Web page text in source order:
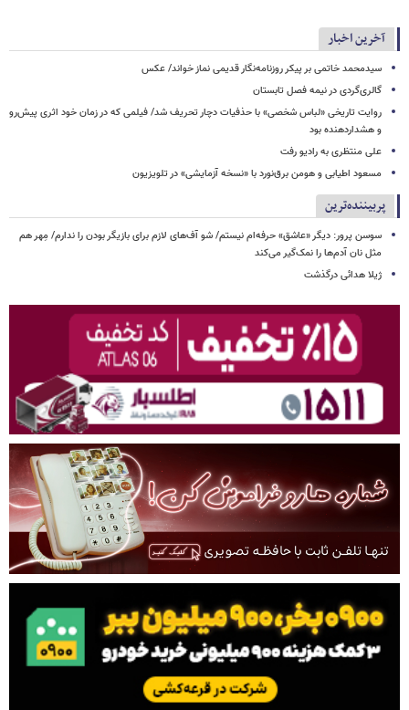
آخرین اخبار
سیدمحمد خاتمی بر پیکر روزنامه‌نگار قدیمی نماز خواند/ عکس
گالری‌گردی در نیمه فصل تابستان
روایت تاریخی «لباس شخصی» با حذفیات دچار تحریف شد/ فیلمی که در زمان خود اثری پیش‌رو
و هشداردهنده بود
علی منتظری به رادیو رفت
مسعود اطیابی و هومن برق‌نورد با «نسخه آزمایشی» در تلویزیون
پربیننده‌ترین
سوسن پرور: دیگر «عاشق» حرفه‌ام نیستم/ شو آف‌های لازم برای بازیگر بودن را ندارم/ مِهر هم
مثل نان آدم‌ها را نمک‌گیر می‌کند
ژیلا هدائی درگذشت